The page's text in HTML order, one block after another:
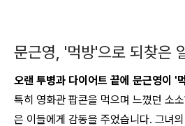
문근영, '먹방'으로 되찾은
오랜 투병과 다이어트 끝에 문근영이 '
특히 영화관 팝콘을 먹으며 느꼈던 소
은 이들에게 감동을 주었습니다. 그녀